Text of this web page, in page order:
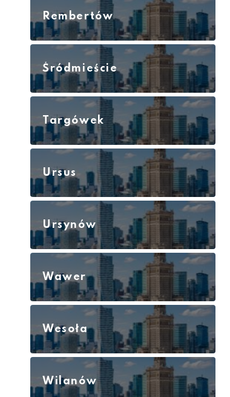
Rembertów
Śródmieście
Targówek
Ursus
Ursynów
Wawer
Wesoła
Wilanów